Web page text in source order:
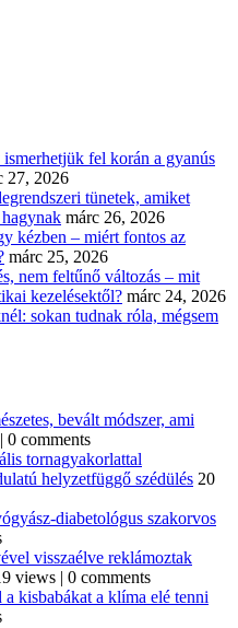
fel korán a gyanús
27, 2026
tünetek, amiket
márc 26, 2026
kézben – miért fontos az
márc 25, 2026
nem feltűnő változás – mit
kezelésektől? márc 24, 2026
sokan tudnak róla, mégsem
bevált módszer, ami
| 0 comments
tornagyakorlattal
helyzetfüggő szédülés 20
diabetológus szakorvos
visszaélve reklámoztak
views | 0 comments
a kisbabákat a klíma elé tenni